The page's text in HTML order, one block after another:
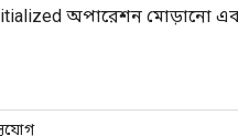
অপারেশন মোড়ানো